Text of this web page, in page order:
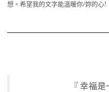
想。希望我的文字能溫暖你/妳的心!
『 幸福